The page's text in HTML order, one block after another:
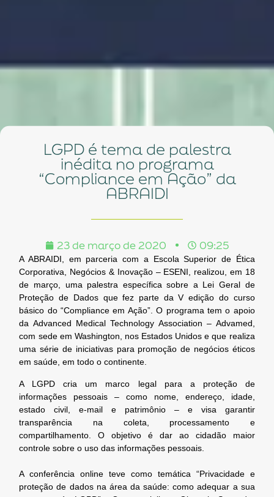
LGPD é tema de palestra
inédita no programa
“Compliance em Ação” da
ABRAIDI
23 de março de 2020 09:25
A ABRAIDI, em parceria com a Escola Superior de Ética
Corporativa, Negócios & Inovação – ESENI, realizou, em 18
de março, uma palestra específica sobre a Lei Geral de
Proteção de Dados que fez parte da V edição do curso
básico do “Compliance em Ação”. O programa tem o apoio
da Advanced Medical Technology Association – Advamed,
com sede em Washington, nos Estados Unidos e que realiza
uma série de iniciativas para promoção de negócios éticos
em saúde, em todo o continente.
A LGPD cria um marco legal para a proteção de
informações pessoais – como nome, endereço, idade,
estado civil, e-mail e patrimônio – e visa garantir
transparência na coleta, processamento e
compartilhamento. O objetivo é dar ao cidadão maior
controle sobre o uso das informações pessoais.
A conferência online teve como temática “Privacidade e
proteção de dados na área da saúde: como adequar a sua